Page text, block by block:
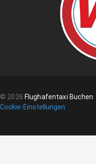
© 2026 Flughafentaxi Buchen.
Cookie-Einstellungen